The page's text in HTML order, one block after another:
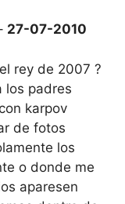
27-07-2010
rey de 2007 ?
los padres
karpov
de fotos
los
o donde me
aparesen